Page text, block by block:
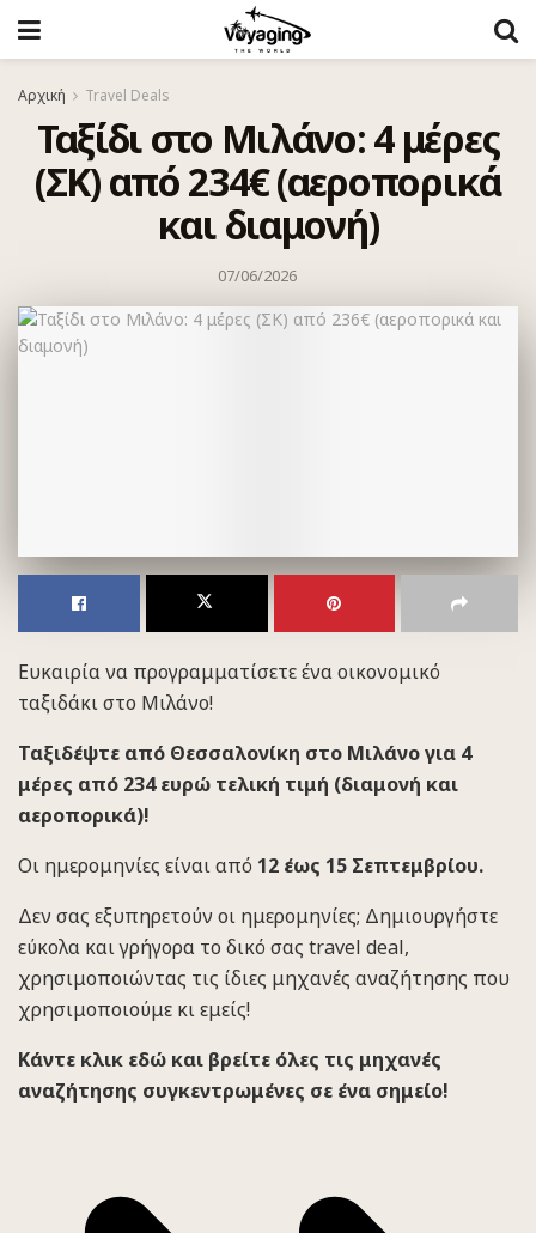
Αρχική Travel Deals
Ταξίδι στο Μιλάνο: 4 μέρες
(ΣΚ) από 234€ (αεροπορικά
και διαμονή)
07/06/2026
Ευκαιρία να προγραμματίσετε ένα οικονομικό
ταξιδάκι στο Μιλάνο!
Ταξιδέψτε από Θεσσαλονίκη στο Μιλάνο για 4
μέρες από 234 ευρώ τελική τιμή (διαμονή και
αεροπορικά)!
Οι ημερομηνίες είναι από 12 έως 15 Σεπτεμβρίου.
Δεν σας εξυπηρετούν οι ημερομηνίες; Δημιουργήστε
εύκολα και γρήγορα το δικό σας travel deal,
χρησιμοποιώντας τις ίδιες μηχανές αναζήτησης που
χρησιμοποιούμε κι εμείς!
Κάντε κλικ εδώ και βρείτε όλες τις μηχανές
αναζήτησης συγκεντρωμένες σε ένα σημείο!